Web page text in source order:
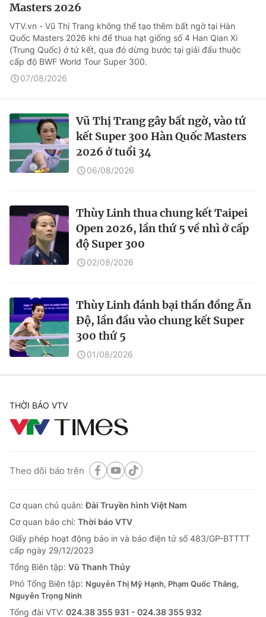
Masters 2026
VTV.vn - Vũ Thị Trang không thể tạo thêm bất ngờ tại Hàn
Quốc Masters 2026 khi để thua hạt giống số 4 Han Qian Xi
(Trung Quốc) ở tứ kết, qua đó dừng bước tại giải đấu thuộc
cấp độ BWF World Tour Super 300.
07/08/2026
Vũ Thị Trang gây bất ngờ, vào tứ
kết Super 300 Hàn Quốc Masters
2026 ở tuổi 34
06/08/2026
Thùy Linh thua chung kết Taipei
Open 2026, lần thứ 5 về nhì ở cấp
độ Super 300
02/08/2026
Thùy Linh đánh bại thần đồng Ấn
Độ, lần đầu vào chung kết Super
300 thứ 5
01/08/2026
THỜI BÁO VTV
Theo dõi báo trên
Cơ quan chủ quản:Đài Truyền hình Việt Nam
Cơ quan báo chí: Thời báo VTV
Giấy phép hoạt động báo in và báo điện tử số 483/GP-BTTTT
cấp ngày 29/12/2023
Tổng Biên tập: Vũ Thanh Thủy
Phó Tổng Biên tập: Nguyễn Thị Mỹ Hạnh, Phạm Quốc Thắng,
Nguyễn Trọng Ninh
Tổng đài VTV: 024.38 355 931 - 024.38 355 932